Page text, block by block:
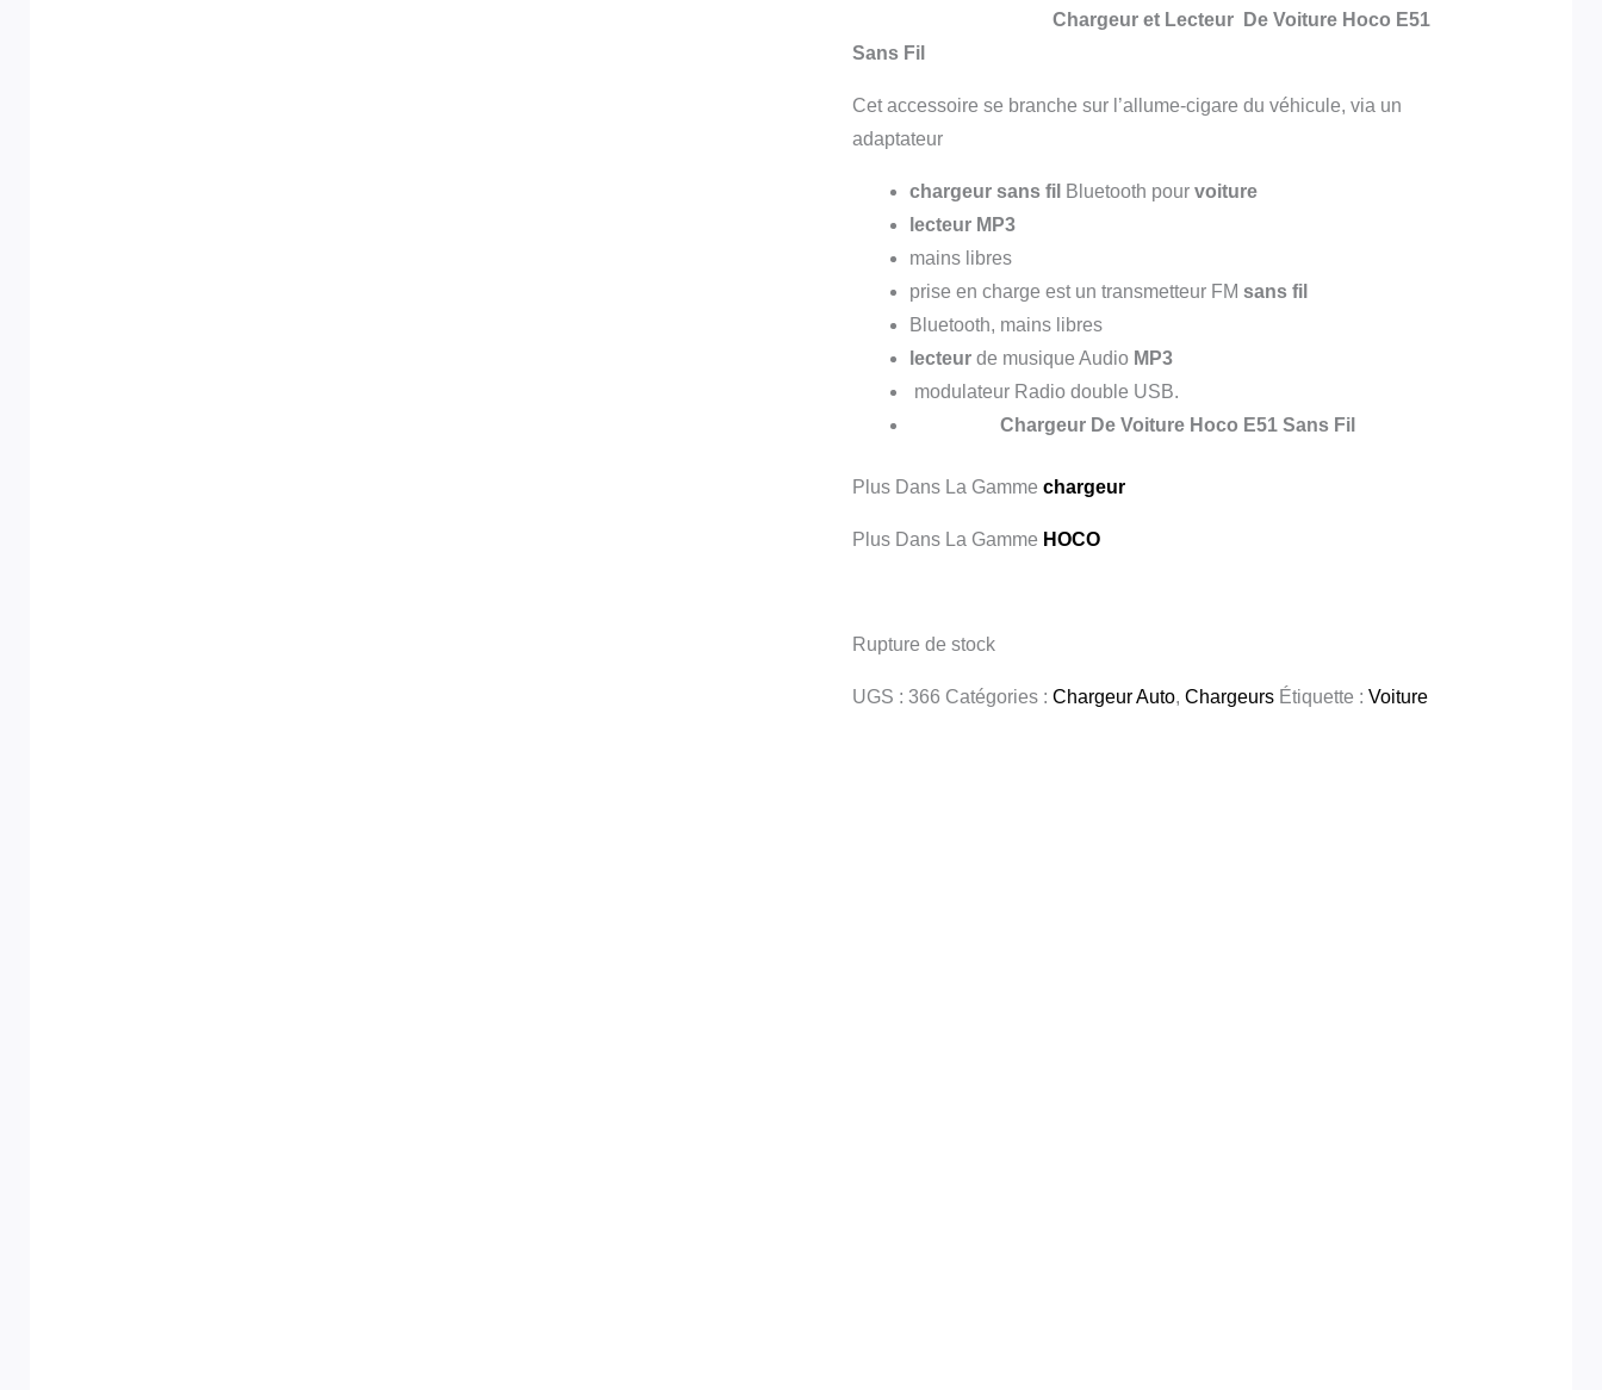
Chargeur et Lecteur De Voiture Hoco E51
Sans Fil
Cet accessoire se branche sur l’allume-cigare du véhicule, via un
adaptateur
chargeur sans fil Bluetooth pourvoiture
lecteur MP3
mains libres
prise en charge est un transmetteur FMsans fil
Bluetooth, mains libres
lecteur de musique Audio MP3
modulateur Radio double USB.
Chargeur De Voiture Hoco E51 Sans Fil
Plus Dans La Gammechargeur
Plus Dans La Gamme HOCO
Rupture de stock
UGS :366 Catégories :Chargeur Auto,Chargeurs Étiquette :Voiture